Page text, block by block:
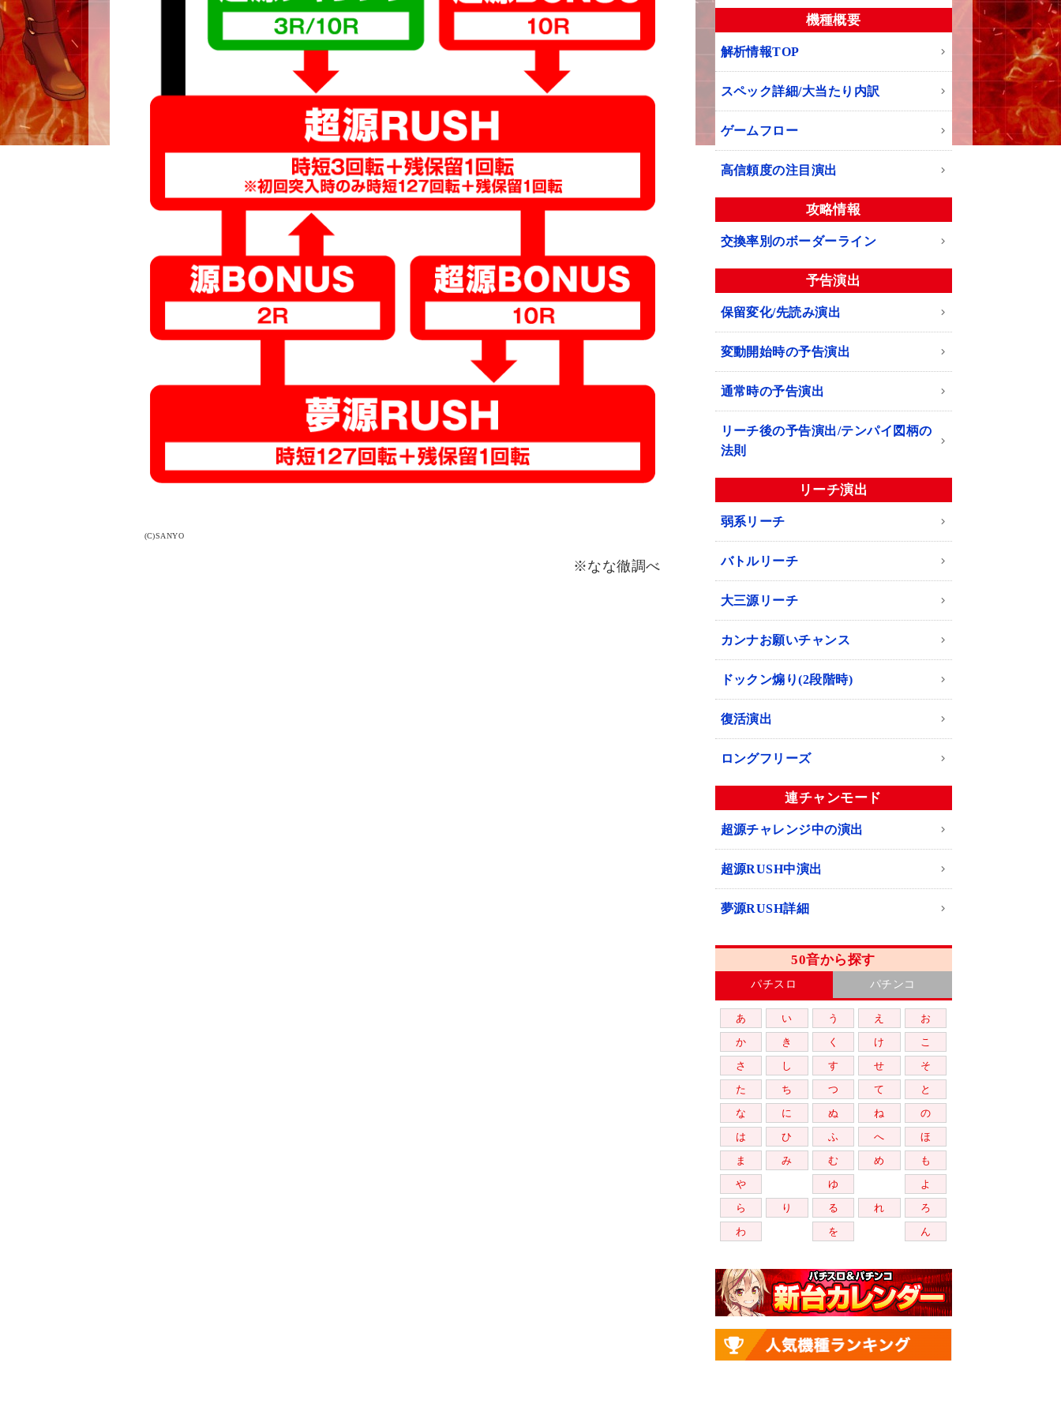
(C)SANYO
※なな徹調べ
機種概要
解析情報TOP
スペック詳細/大当たり内訳
ゲームフロー
高信頼度の注目演出
攻略情報
交換率別のボーダーライン
予告演出
保留変化/先読み演出
変動開始時の予告演出
通常時の予告演出
リーチ後の予告演出/テンパイ図柄の
法則
リーチ演出
弱系リーチ
バトルリーチ
大三源リーチ
カンナお願いチャンス
ドックン煽り(2段階時)
復活演出
ロングフリーズ
連チャンモード
超源チャレンジ中の演出
超源RUSH中演出
夢源RUSH詳細
50音から探す
パチスロ パチンコ
あ い う え
お
か
き く け
こ
さ
し す せ
そ
た
ち つ て
と
な
に ぬ ね
の
は
ひ ふ へ
ほ
ま
み む め
も
や
ゆ
よ
ら
り る れ
ろ
わ
を ん